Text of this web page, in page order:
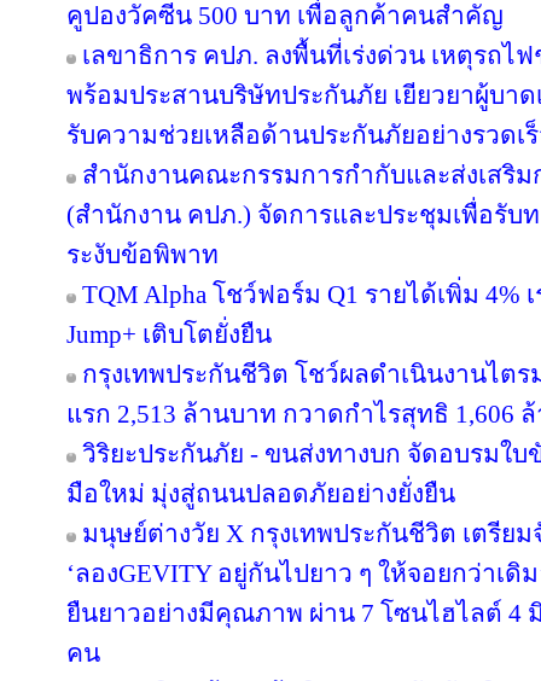
คูปองวัคซีน 500 บาท เพื่อลูกค้าคนสำคัญ
เลขาธิการ คปภ. ลงพื้นที่เร่งด่วน เหตุรถไ
พร้อมประสานบริษัทประกันภัย เยียวยาผู้บา
รับความช่วยเหลือด้านประกันภัยอย่างรวดเ
สำนักงานคณะกรรมการกำกับและส่งเสริ
(สำนักงาน คปภ.) จัดการและประชุมเพื่อรับ
ระงับข้อพิพาท
TQM Alpha โชว์ฟอร์ม Q1 รายได้เพิ่ม
Jump+ เติบโตยั่งยืน
กรุงเทพประกันชีวิต โชว์ผลดำเนินงานไตร
แรก 2,513 ล้านบาท กวาดกำไรสุทธิ 1,606
วิริยะประกันภัย - ขนส่งทางบก จัดอบรมใบ
มือใหม่ มุ่งสู่ถนนปลอดภัยอย่างยั่งยืน
มนุษย์ต่างวัย X กรุงเทพประกันชีวิต เตรียม
‘ลองGEVITY อยู่กันไปยาว ๆ ให้จอยกว่าเ
ยืนยาวอย่างมีคุณภาพ ผ่าน 7 โซนไฮไลต์ 4
คน